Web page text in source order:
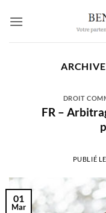
DROIT
FR –
PUBLIÉ LE
01
Mar